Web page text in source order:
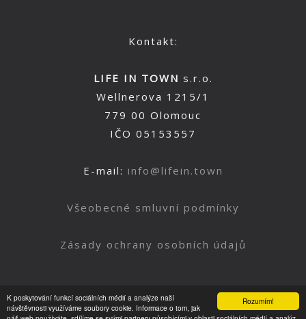
Rozumím!
K poskytování funkcí sociálních médií a analýze naší
návštěvnosti využíváme soubory cookie. Informace o tom, jak
Kontakt:
LIFE IN TOWN s.r.o.
Wellnerova 1215/1
779 00 Olomouc
IČO 05153557
E-mail: info@lifein.town
Všeobecné smluvní podmínky
Zásady ochrany osobních údajů
Nahoru